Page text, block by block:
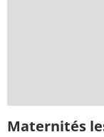
Maternités